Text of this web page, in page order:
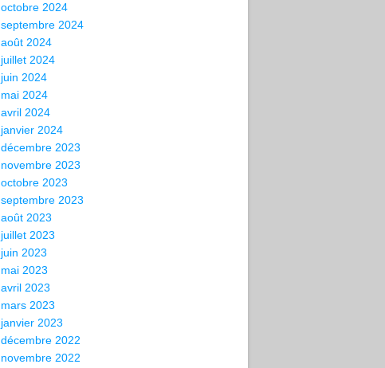
octobre 2024
septembre 2024
août 2024
juillet 2024
juin 2024
mai 2024
avril 2024
janvier 2024
décembre 2023
novembre 2023
octobre 2023
septembre 2023
août 2023
juillet 2023
juin 2023
mai 2023
avril 2023
mars 2023
janvier 2023
décembre 2022
novembre 2022